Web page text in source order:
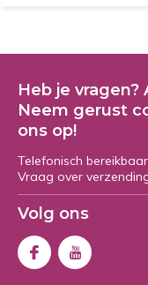
Heb je vragen?
Neem gerust
ons op!
Telefonisch
Vraag over
Volg ons